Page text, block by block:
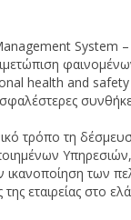
System
health and
τρόπο τη
Υπηρεσιών,
των
εταιρείας στο